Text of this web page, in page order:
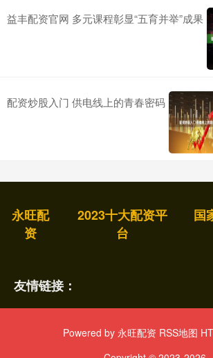
益丰配资官网 多元课程彰显“五育并举”成果
配资炒股入门 供电线上的青春密码
永旺配
资
2023十大配资平
台
国
友情链接：
Powered by 永旺配资 RSS地图